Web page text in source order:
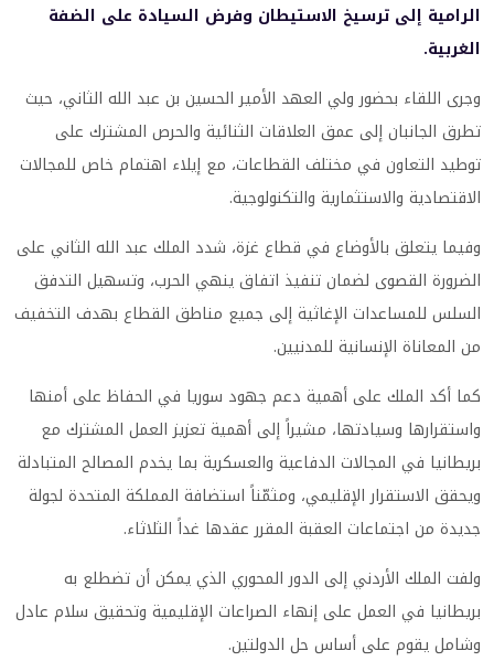
الرامية إلى ترسيخ الاستيطان وفرض السيادة على الضفة
الغربية.
وجرى اللقاء بحضور ولي العهد الأمير الحسين بن عبد الله الثاني، حيث
تطرق الجانبان إلى عمق العلاقات الثنائية والحرص المشترك على
توطيد التعاون في مختلف القطاعات، مع إيلاء اهتمام خاص للمجالات
الاقتصادية والاستثمارية والتكنولوجية.
وفيما يتعلق بالأوضاع في قطاع غزة، شدد الملك عبد الله الثاني على
الضرورة القصوى لضمان تنفيذ اتفاق ينهي الحرب، وتسهيل التدفق
السلس للمساعدات الإغاثية إلى جميع مناطق القطاع بهدف التخفيف
من المعاناة الإنسانية للمدنيين.
كما أكد الملك على أهمية دعم جهود سوريا في الحفاظ على أمنها
واستقرارها وسيادتها، مشيراً إلى أهمية تعزيز العمل المشترك مع
بريطانيا في المجالات الدفاعية والعسكرية بما يخدم المصالح المتبادلة
ويحقق الاستقرار الإقليمي، ومثمّناً استضافة المملكة المتحدة لجولة
جديدة من اجتماعات العقبة المقرر عقدها غداً الثلاثاء.
ولفت الملك الأردني إلى الدور المحوري الذي يمكن أن تضطلع به
بريطانيا في العمل على إنهاء الصراعات الإقليمية وتحقيق سلام عادل
وشامل يقوم على أساس حل الدولتين.